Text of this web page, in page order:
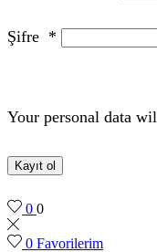
Şifre *
Your personal data
Kayıt ol
0 0
0 Favorilerim